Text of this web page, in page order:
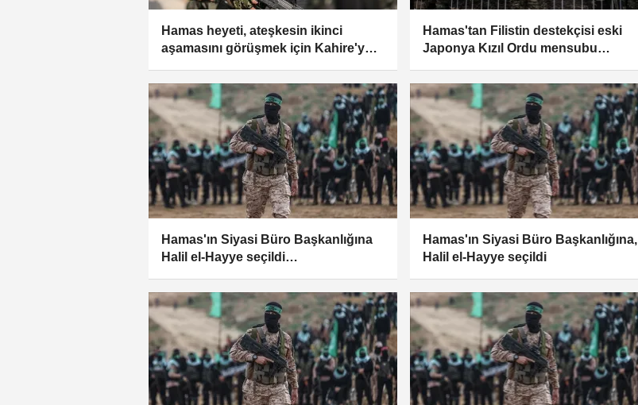
Hamas heyeti, ateşkesin ikinci
aşamasını görüşmek için Kahire'ye
Hamas'tan Filistin destekçisi eski
Japonya Kızıl Ordu mensubu
Hamas'ın Siyasi Büro Başkanlığına
Halil el-Hayye seçildi
Hamas'ın Siyasi Büro Başkanlığına,
Halil el-Hayye seçildi